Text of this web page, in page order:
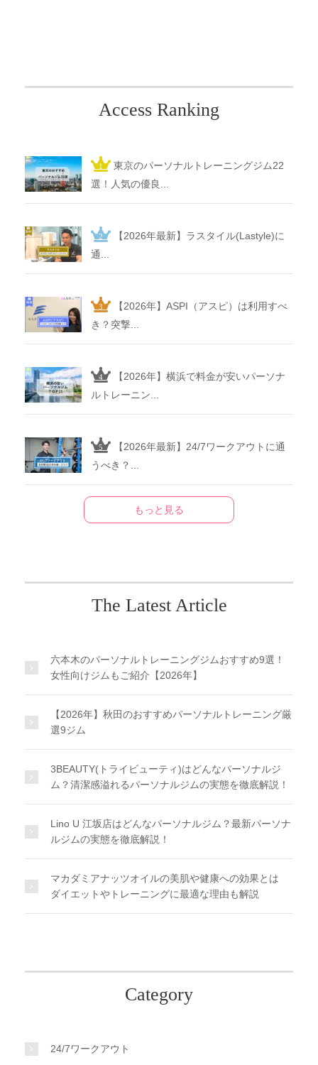
Access Ranking
東京のパーソナルトレーニングジム22
選！人気の優良...
【2026年最新】ラスタイル(Lastyle)に
通...
【2026年】ASPI（アスピ）は利用すべ
き？突撃...
【2026年】横浜で料金が安いパーソナ
ルトレーニン...
【2026年最新】24/7ワークアウトに通
うべき？...
もっと見る
The Latest Article
六本木のパーソナルトレーニングジムおすすめ9選！
女性向けジムもご紹介【2026年】
【2026年】秋田のおすすめパーソナルトレーニング厳
選9ジム
3BEAUTY(トライビューティ)はどんなパーソナルジ
ム？清潔感溢れるパーソナルジムの実態を徹底解説！
Lino U 江坂店はどんなパーソナルジム？最新パーソナ
ルジムの実態を徹底解説！
マカダミアナッツオイルの美肌や健康への効果とは
ダイエットやトレーニングに最適な理由も解説
Category
24/7ワークアウト